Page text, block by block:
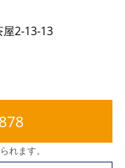
2-13-13
れます。